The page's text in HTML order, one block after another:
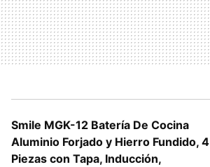
Smile MGK-12 Batería De Cocina
Aluminio Forjado y Hierro Fundido, 4
Piezas con Tapa, Inducción,